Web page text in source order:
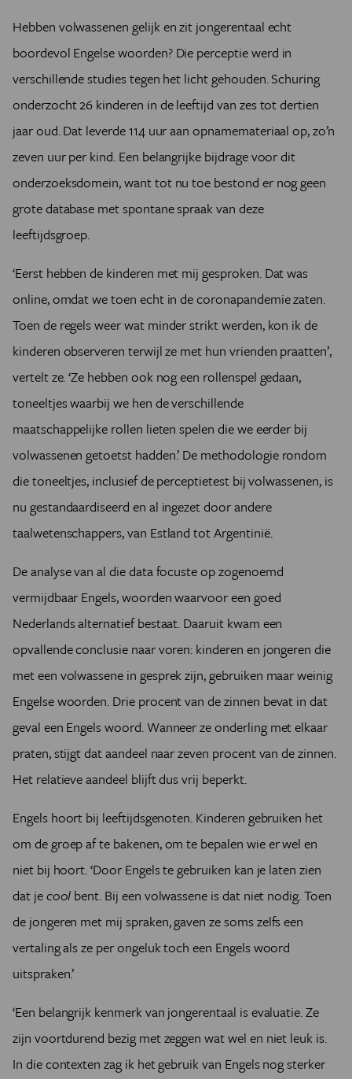
Hebben volwassenen gelijk en zit jongerentaal echt
boordevol Engelse woorden? Die perceptie werd in
verschillende studies tegen het licht gehouden. Schuring
onderzocht 26 kinderen in de leeftijd van zes tot dertien
jaar oud. Dat leverde 114 uur aan opnamemateriaal op, zo’n
zeven uur per kind. Een belangrijke bijdrage voor dit
onderzoeksdomein, want tot nu toe bestond er nog geen
grote database met spontane spraak van deze
leeftijdsgroep.
‘Eerst hebben de kinderen met mij gesproken. Dat was
online, omdat we toen echt in de coronapandemie zaten.
Toen de regels weer wat minder strikt werden, kon ik de
kinderen observeren terwijl ze met hun vrienden praatten’,
vertelt ze. ‘Ze hebben ook nog een rollenspel gedaan,
toneeltjes waarbij we hen de verschillende
maatschappelijke rollen lieten spelen die we eerder bij
volwassenen getoetst hadden.’ De methodologie rondom
die toneeltjes, inclusief de perceptietest bij volwassenen, is
nu gestandaardiseerd en al ingezet door andere
taalwetenschappers, van Estland tot Argentinië.
De analyse van al die data focuste op zogenoemd
vermijdbaar Engels, woorden waarvoor een goed
Nederlands alternatief bestaat. Daaruit kwam een
opvallende conclusie naar voren: kinderen en jongeren die
met een volwassene in gesprek zijn, gebruiken maar weinig
Engelse woorden. Drie procent van de zinnen bevat in dat
geval een Engels woord. Wanneer ze onderling met elkaar
praten, stijgt dat aandeel naar zeven procent van de zinnen.
Het relatieve aandeel blijft dus vrij beperkt.
Engels hoort bij leeftijdsgenoten. Kinderen gebruiken het
om de groep af te bakenen, om te bepalen wie er wel en
niet bij hoort. ‘Door Engels te gebruiken kan je laten zien
dat jecool bent. Bij een volwassene is dat niet nodig. Toen
de jongeren met mij spraken, gaven ze soms zelfs een
vertaling als ze per ongeluk toch een Engels woord
uitspraken.’
‘Een belangrijk kenmerk van jongerentaal is evaluatie. Ze
zijn voortdurend bezig met zeggen wat wel en niet leuk is.
In die contexten zag ik het gebruik van Engels nog sterker